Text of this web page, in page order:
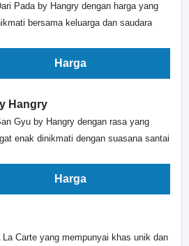
Pada by Hangry dengan harga yang
bersama keluarga dan saudara
Harga
Hangry
Gyu by Hangry dengan rasa yang
enak dinikmati dengan suasana santai
Harga
La Carte yang mempunyai khas unik dan